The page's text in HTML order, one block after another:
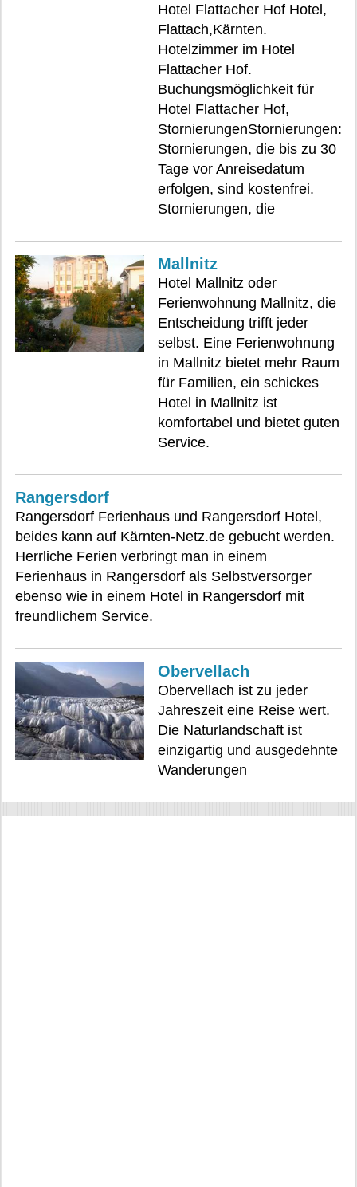
Hotel Flattacher Hof Hotel,
Flattach,Kärnten.
Hotelzimmer im Hotel
Flattacher Hof.
Buchungsmöglichkeit für
Hotel Flattacher Hof,
StornierungenStornierungen:
Stornierungen, die bis zu 30
Tage vor Anreisedatum
erfolgen, sind kostenfrei.
Stornierungen, die
Mallnitz
Hotel Mallnitz oder
Ferienwohnung Mallnitz, die
Entscheidung trifft jeder
selbst. Eine Ferienwohnung
in Mallnitz bietet mehr Raum
für Familien, ein schickes
Hotel in Mallnitz ist
komfortabel und bietet guten
Service.
Rangersdorf
Rangersdorf Ferienhaus und Rangersdorf Hotel,
beides kann auf Kärnten-Netz.de gebucht werden.
Herrliche Ferien verbringt man in einem
Ferienhaus in Rangersdorf als Selbstversorger
ebenso wie in einem Hotel in Rangersdorf mit
freundlichem Service.
Obervellach
Obervellach ist zu jeder
Jahreszeit eine Reise wert.
Die Naturlandschaft ist
einzigartig und ausgedehnte
Wanderungen